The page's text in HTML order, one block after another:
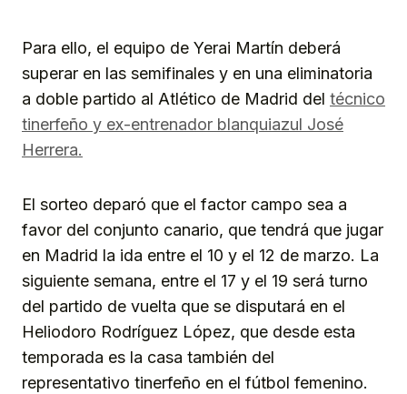
Para ello, el equipo de Yerai Martín deberá
superar en las semifinales y en una eliminatoria
a doble partido al Atlético de Madrid del técnico
tinerfeño y ex-entrenador blanquiazul José
Herrera.
El sorteo deparó que el factor campo sea a
favor del conjunto canario, que tendrá que jugar
en Madrid la ida entre el 10 y el 12 de marzo. La
siguiente semana, entre el 17 y el 19 será turno
del partido de vuelta que se disputará en el
Heliodoro Rodríguez López, que desde esta
temporada es la casa también del
representativo tinerfeño en el fútbol femenino.